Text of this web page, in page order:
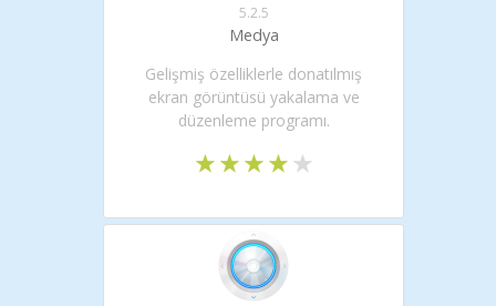
5.2.5
Medya
Gelişmiş özelliklerle donatılmış
ekran görüntüsü yakalama ve
düzenleme programı.